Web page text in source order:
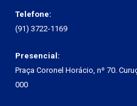
Telefone:
(91) 3722-1169
Presencial:
Praça Coronel Horácio, nº 70.
000